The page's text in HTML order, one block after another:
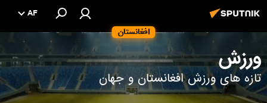
افغانستان
AF
ورزش
تازه های ورزش افغانستان و جهان